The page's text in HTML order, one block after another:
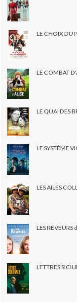
LE CHOIX DU
LE COMBAT
LE QUAI DES
LE SYSTÈME
LES AILES
LES
LETTRES